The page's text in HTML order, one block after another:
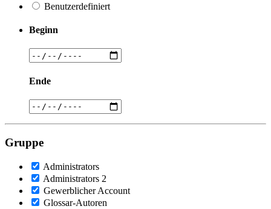
Benutzerdefiniert
Beginn
Ende
Gruppe
Administrators
Administrators 2
Gewerblicher Account
Glossar-Autoren